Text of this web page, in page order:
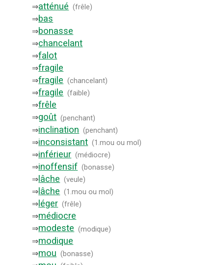
⇒atténué (frêle)
⇒bas
⇒bonasse
⇒chancelant
⇒falot
⇒fragile
⇒fragile (chancelant)
⇒fragile (faible)
⇒frêle
⇒goût (penchant)
⇒inclination (penchant)
⇒inconsistant (1.mou ou mol)
⇒inférieur (médiocre)
⇒inoffensif (bonasse)
⇒ lâche (veule)
⇒ lâche (1.mou ou mol)
⇒ léger (frêle)
⇒médiocre
⇒modeste (modique)
⇒modique
⇒mou (bonasse)